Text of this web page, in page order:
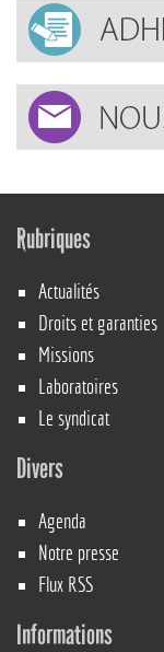
Rubriques
Actualités
Droits et garanties
Missions
Laboratoires
Le syndicat
Divers
Agenda
Notre presse
Flux RSS
Informations